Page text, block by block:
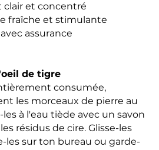
clair et concentré
fraîche et stimulante
assurance
de tigre
consumée,
les morceaux de pierre au
à l'eau tiède avec un savon
résidus de cire. Glisse-les
les sur ton bureau ou garde-